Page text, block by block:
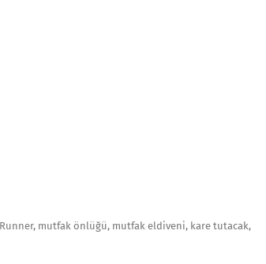
mutfak önlüğü, mutfak eldiveni, kare tutacak,